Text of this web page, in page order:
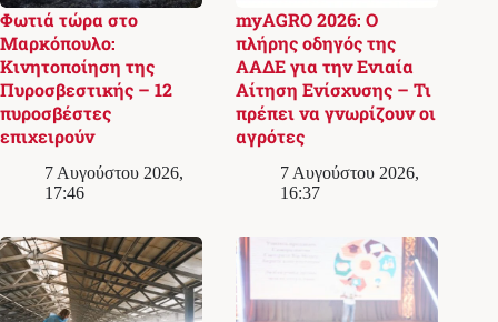
Φωτιά τώρα στο
Μαρκόπουλο:
Κινητοποίηση της
Πυροσβεστικής – 12
πυροσβέστες
επιχειρούν
7 Αυγούστου 2026,
17:46
myAGRO 2026: Ο
πλήρης οδηγός της
ΑΑΔΕ για την Ενιαία
Αίτηση Ενίσχυσης – Τι
πρέπει να γνωρίζουν οι
αγρότες
7 Αυγούστου 2026,
16:37